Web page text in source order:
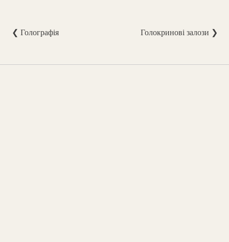
❮ Голографія Голокринові залози ❯